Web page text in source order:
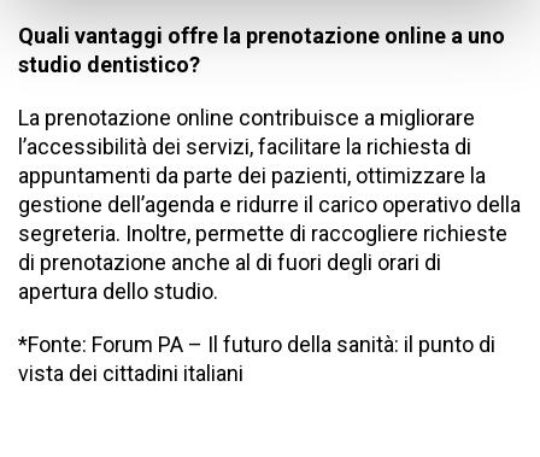
Quali vantaggi offre la prenotazione online a uno
studio dentistico?
La prenotazione online contribuisce a migliorare
l’accessibilità dei servizi, facilitare la richiesta di
appuntamenti da parte dei pazienti, ottimizzare la
gestione dell’agenda e ridurre il carico operativo della
segreteria. Inoltre, permette di raccogliere richieste
di prenotazione anche al di fuori degli orari di
apertura dello studio.
*Fonte: Forum PA – Il futuro della sanità: il punto di
vista dei cittadini italiani